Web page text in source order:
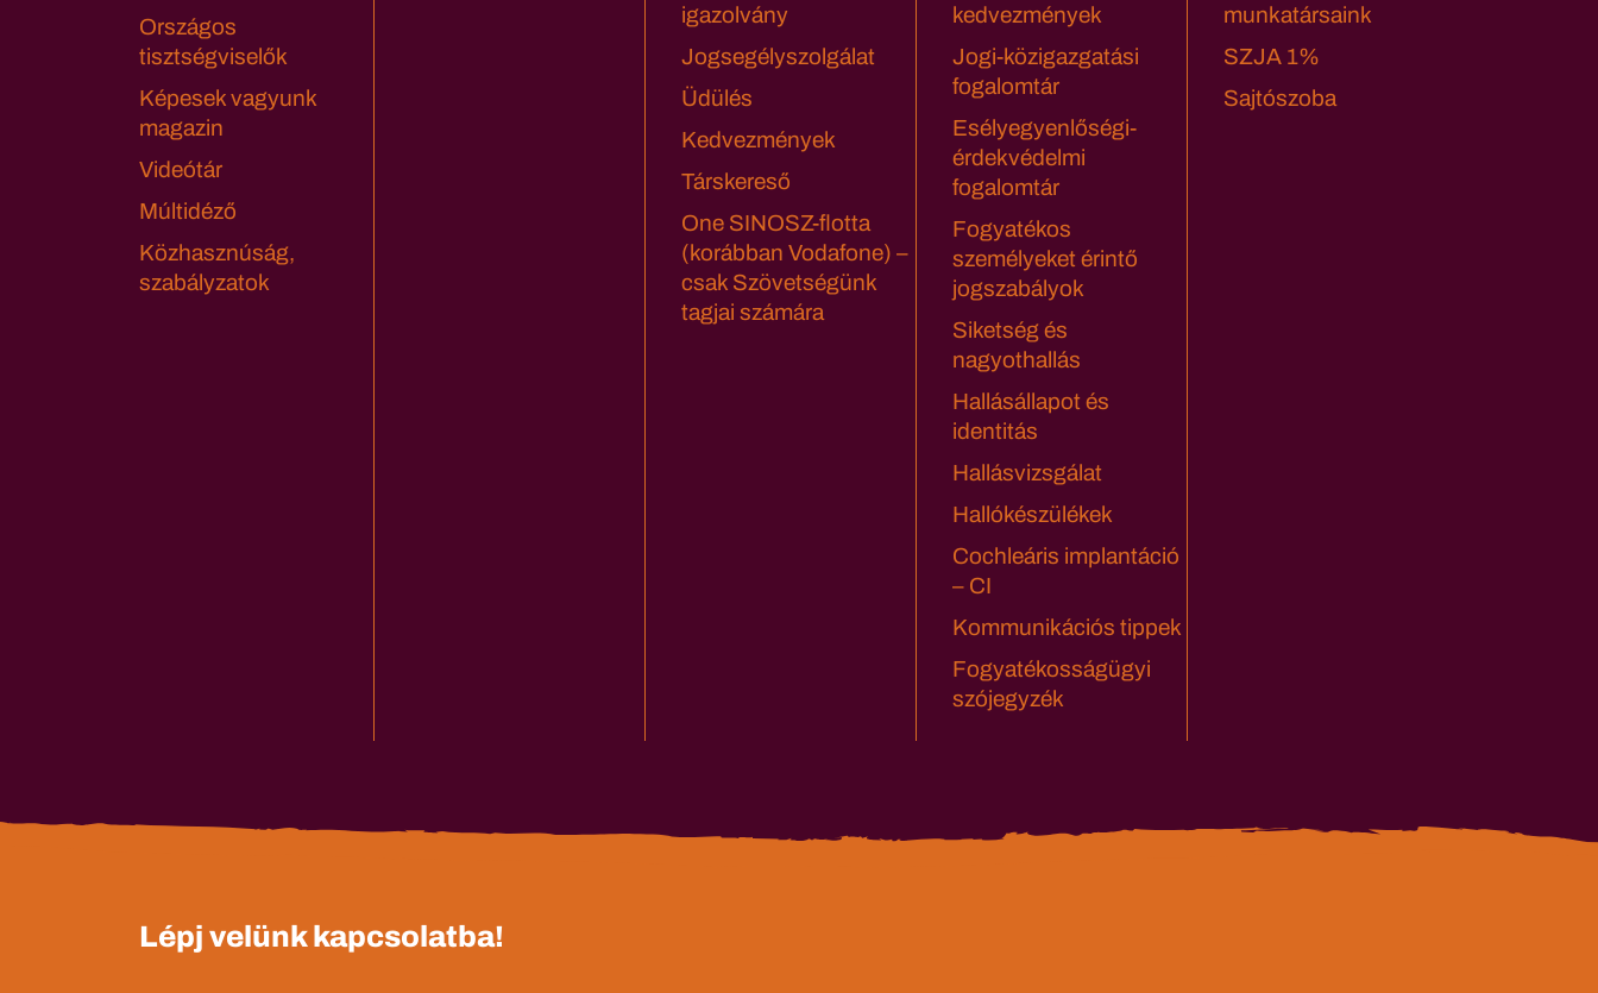
Országos
tisztségviselők
Képesek vagyunk
magazin
Videótár
Múltidéző
Közhasznúság,
szabályzatok
igazolvány
Jogsegélyszolgálat
Üdülés
Kedvezmények
Társkereső
One SINOSZ-flotta
(korábban Vodafone) –
csak Szövetségünk
tagjai számára
kedvezmények
Jogi-közigazgatási
fogalomtár
Esélyegyenlőségi-
érdekvédelmi
fogalomtár
Fogyatékos
személyeket érintő
jogszabályok
Siketség és
nagyothallás
Hallásállapot és
identitás
Hallásvizsgálat
Hallókészülékek
Cochleáris implantáció
– CI
Kommunikációs tippek
Fogyatékosságügyi
szójegyzék
munkatársaink
SZJA 1%
Sajtószoba
Lépj velünk kapcsolatba!